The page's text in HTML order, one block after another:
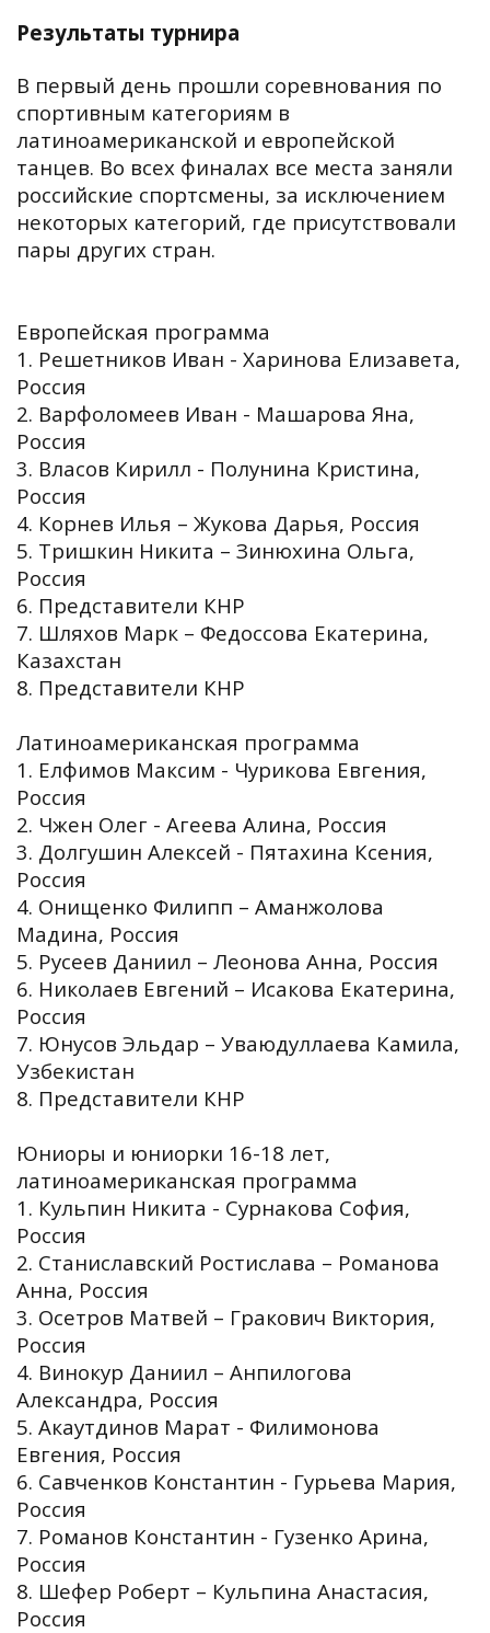
Результаты турнира
В первый день прошли соревнования по
спортивным категориям в
латиноамериканской и европейской
танцев. Во всех финалах все места заняли
российские спортсмены, за исключением
некоторых категорий, где присутствовали
пары других стран.
Европейская программа
1. Решетников Иван - Харинова Елизавета,
Россия
2. Варфоломеев Иван - Машарова Яна,
Россия
3. Власов Кирилл - Полунина Кристина,
Россия
4. Корнев Илья – Жукова Дарья, Россия
5. Тришкин Никита – Зинюхина Ольга,
Россия
6. Представители КНР
7. Шляхов Марк – Федоссова Екатерина,
Казахстан
8. Представители КНР
Латиноамериканская программа
1. Елфимов Максим - Чурикова Евгения,
Россия
2. Чжен Олег - Агеева Алина, Россия
3. Долгушин Алексей - Пятахина Ксения,
Россия
4. Онищенко Филипп – Аманжолова
Мадина, Россия
5. Русеев Даниил – Леонова Анна, Россия
6. Николаев Евгений – Исакова Екатерина,
Россия
7. Юнусов Эльдар – Уваюдуллаева Камила,
Узбекистан
8. Представители КНР
Юниоры и юниорки 16-18 лет,
латиноамериканская программа
1. Кульпин Никита - Сурнакова София,
Россия
2. Станиславский Ростислава – Романова
Анна, Россия
3. Осетров Матвей – Гракович Виктория,
Россия
4. Винокур Даниил – Анпилогова
Александра, Россия
5. Акаутдинов Марат - Филимонова
Евгения, Россия
6. Савченков Константин - Гурьева Мария,
Россия
7. Романов Константин - Гузенко Арина,
Россия
8. Шефер Роберт – Кульпина Анастасия,
Россия